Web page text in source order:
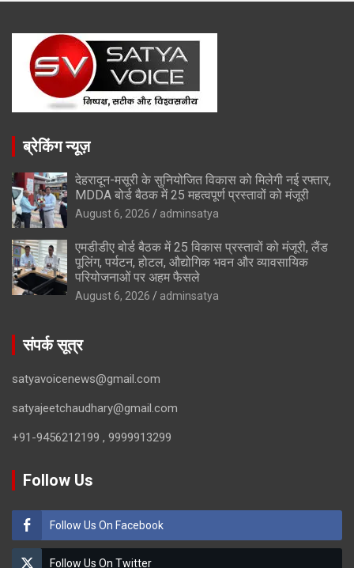
ब्रेकिंग न्यूज़
देहरादून-मसूरी के सुनियोजित विकास को मिलेगी नई रफ्तार,
MDDA बोर्ड बैठक में 25 महत्वपूर्ण प्रस्तावों को मंजूरी
August 6, 2026 adminsatya
एमडीडीए बोर्ड बैठक में 25 विकास प्रस्तावों को मंजूरी, लैंड
पूलिंग, पर्यटन, होटल, औद्योगिक भवन और व्यावसायिक
परियोजनाओं पर अहम फैसले
August 6, 2026 adminsatya
संपर्क सूत्र
satyavoicenews@gmail.com
satyajeetchaudhary@gmail.com
+91-9456212199 , 9999913299
Follow Us
Follow Us On Facebook
Follow Us On Twitter